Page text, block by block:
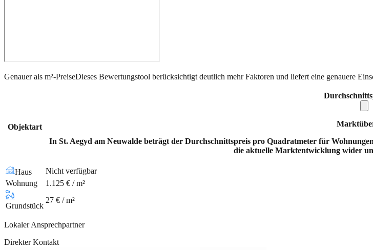
Genauer als m²-PreiseDieses Bewertungstool berücksichtigt deutlich mehr Faktoren und liefert eine genauere
Objektart
In St. Aegyd am Neuwalde beträgt der Durchschnittspreis pro Quadratmeter für
die aktuelle Marktentwicklung wider
Haus
Nicht verfügbar
Wohnung
1.125 € / m²
Grundstück
27 € / m²
Lokaler Ansprechpartner
Direkter Kontakt